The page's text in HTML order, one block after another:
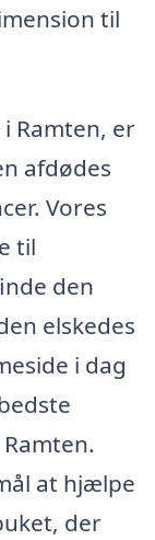
til
Ramten, er
afdødes
Vores
til
den
elskedes
i dag
at hjælpe
der